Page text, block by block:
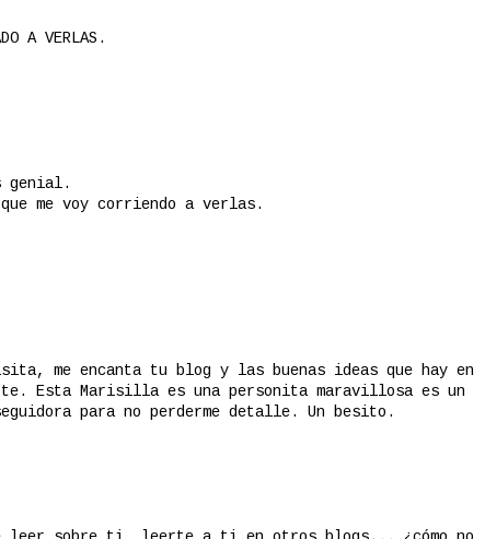
A VERLAS.
genial.
me voy corriendo a verlas.
me encanta tu blog y las buenas ideas que hay en
Esta Marisilla es una personita maravillosa es un
para no perderme detalle. Un besito.